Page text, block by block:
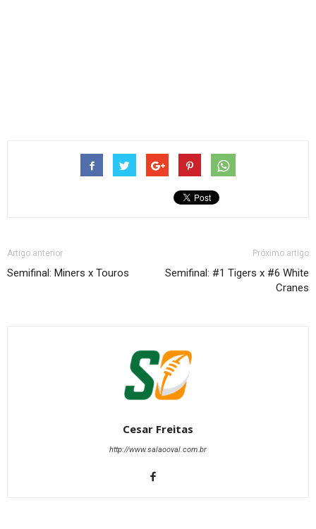
Artigo anterior
Semifinal: Miners x Touros
Próximo artigo
Semifinal: #1 Tigers x #6 White
Cranes
Cesar Freitas
http://www.salaooval.com.br